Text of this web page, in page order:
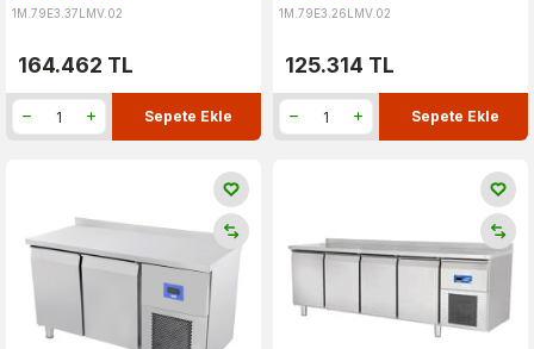
1M.79E3.37LMV.02
164.462 TL
Sepete Ekle
1M.79E3.26LMV.02
125.314 TL
Sepete Ekle